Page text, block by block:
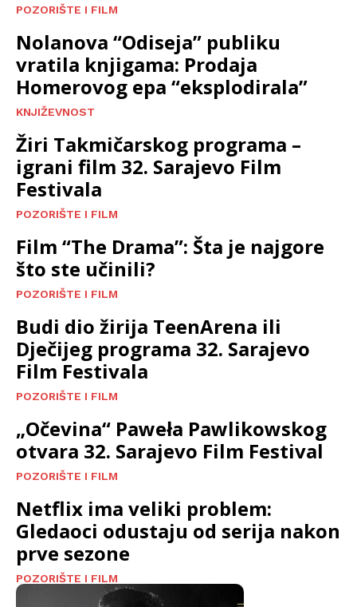
POZORIŠTE I FILM
Nolanova “Odiseja” publiku
vratila knjigama: Prodaja
Homerovog epa “eksplodirala”
KNJIŽEVNOST
Žiri Takmičarskog programa –
igrani film 32. Sarajevo Film
Festivala
POZORIŠTE I FILM
Film “The Drama”: Šta je najgore
što ste učinili?
POZORIŠTE I FILM
Budi dio žirija TeenArena ili
Dječijeg programa 32. Sarajevo
Film Festivala
POZORIŠTE I FILM
„Očevina“ Paweła Pawlikowskog
otvara 32. Sarajevo Film Festival
POZORIŠTE I FILM
Netflix ima veliki problem:
Gledaoci odustaju od serija nakon
prve sezone
POZORIŠTE I FILM